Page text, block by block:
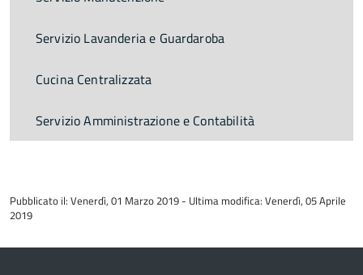
Servizio Lavanderia e Guardaroba
Cucina Centralizzata
Servizio Amministrazione e Contabilità
del
contenuto
Pubblicato il: Venerdì, 01 Marzo 2019 - Ultima modifica: Venerdì, 05 Aprile
2019